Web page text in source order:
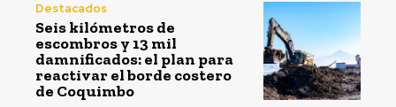
Destacados
Seis kilómetros de
escombros y 13 mil
damnificados: el plan para
reactivar el borde costero
de Coquimbo